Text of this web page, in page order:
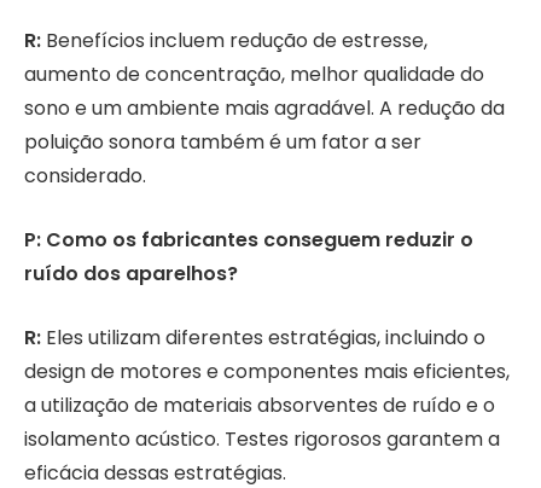
R: Benefícios incluem redução de estresse,
aumento de concentração, melhor qualidade do
sono e um ambiente mais agradável. A redução da
poluição sonora também é um fator a ser
considerado.
P: Como os fabricantes conseguem reduzir o
ruído dos aparelhos?
R: Eles utilizam diferentes estratégias, incluindo o
design de motores e componentes mais eficientes,
a utilização de materiais absorventes de ruído e o
isolamento acústico. Testes rigorosos garantem a
eficácia dessas estratégias.